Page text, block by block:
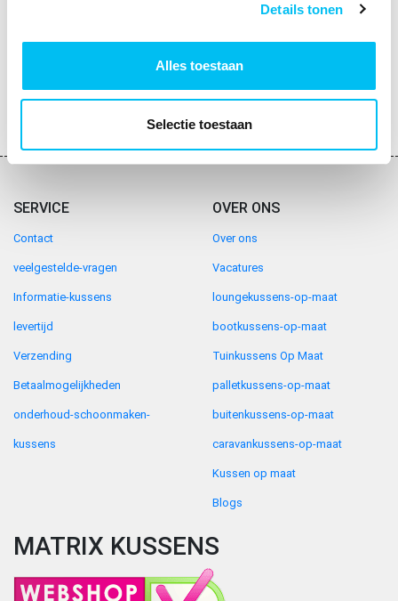
Details tonen
Alles toestaan
Selectie toestaan
SERVICE
Contact
veelgestelde-vragen
Informatie-kussens
levertijd
Verzending
Betaalmogelijkheden
onderhoud-schoonmaken-
kussens
OVER ONS
Over ons
Vacatures
loungekussens-op-maat
bootkussens-op-maat
Tuinkussens Op Maat
palletkussens-op-maat
buitenkussens-op-maat
caravankussens-op-maat
Kussen op maat
Blogs
MATRIX KUSSENS